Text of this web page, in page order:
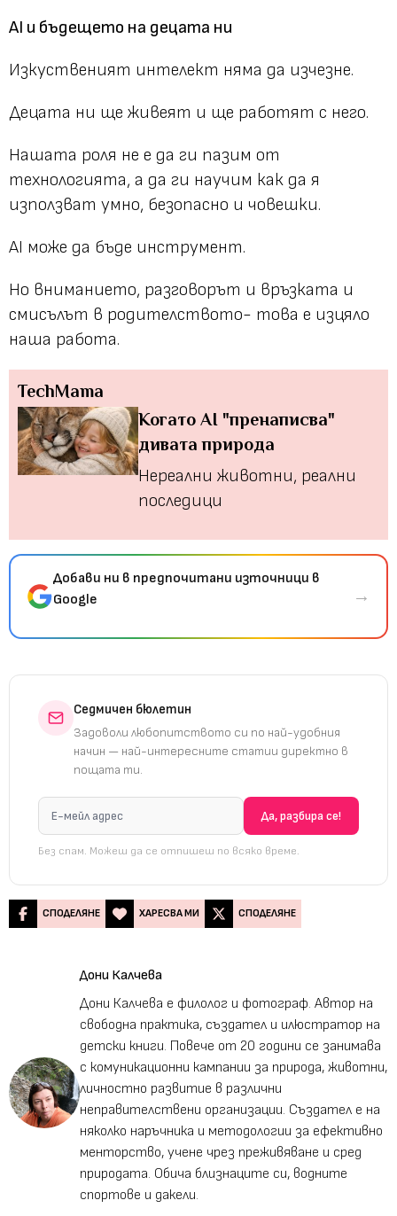
AI и бъдещето на децата ни
Изкуственият интелект няма да изчезне.
Децата ни ще живеят и ще работят с него.
Нашата роля не е да ги пазим от
технологията, а да ги научим как да я
използват умно, безопасно и човешки.
AI може да бъде инструмент.
Но вниманието, разговорът и връзката и
смисълът в родителството- това е изцяло
наша работа.
TechMama
Когато AI "пренаписва"
дивата природа
Нереални животни, реални
последици
Добави ни в предпочитани източници в
Google
→
Седмичен бюлетин
Задоволи любопитството си по най-удобния
начин — най-интересните статии директно в
пощата ти.
Без спам. Можеш да се отпишеш по всяко време.
СПОДЕЛЯНЕ ХАРЕСВА МИ СПОДЕЛЯНЕ
Дони Калчева
Дони Калчева е филолог и фотограф. Автор на
свободна практика, създател и илюстратор на
детски книги. Повече от 20 години се занимава
с комуникационни кампании за природа, животни,
личностно развитие в различни
неправителствени организации. Създател е на
няколко наръчника и методологии за ефективно
менторство, учене чрез преживяване и сред
природата. Обича близнаците си, водните
спортове и дакели.